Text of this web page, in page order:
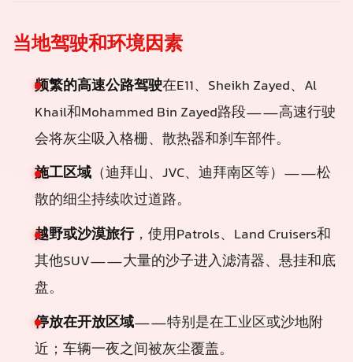
当地驾驶和环境因素
频繁的高速公路驾驶在E11、Sheikh Zayed、Al
Khail和Mohammed Bin Zayed路段——高速行驶
会将灰尘吸入格栅、散热器和刹车部件。
施工区域 （迪拜山、JVC、迪拜南区等）——松
散的细尘持续吹过道路。
越野或沙漠旅行，使用Patrols、Land Cruisers和
其他SUV——大量的沙子进入滤清器、悬挂和底
盘。
停放在开放区域——特别是在工业区或沙地附
近；车辆一夜之间被灰尘覆盖。